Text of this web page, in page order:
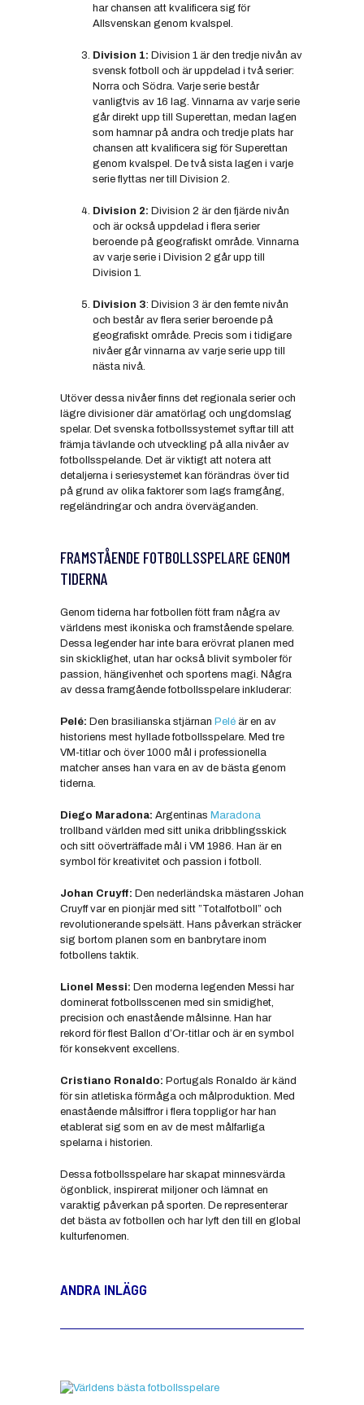
har chansen att kvalificera sig för
Allsvenskan genom kvalspel.
Division 1: Division 1 är den tredje nivån av
svensk fotboll och är uppdelad i två serier:
Norra och Södra. Varje serie består
vanligtvis av 16 lag. Vinnarna av varje serie
går direkt upp till Superettan, medan lagen
som hamnar på andra och tredje plats har
chansen att kvalificera sig för Superettan
genom kvalspel. De två sista lagen i varje
serie flyttas ner till Division 2.
Division 2: Division 2 är den fjärde nivån
och är också uppdelad i flera serier
beroende på geografiskt område. Vinnarna
av varje serie i Division 2 går upp till
Division 1.
Division 3: Division 3 är den femte nivån
och består av flera serier beroende på
geografiskt område. Precis som i tidigare
nivåer går vinnarna av varje serie upp till
nästa nivå.
Utöver dessa nivåer finns det regionala serier och
lägre divisioner där amatörlag och ungdomslag
spelar. Det svenska fotbollssystemet syftar till att
främja tävlande och utveckling på alla nivåer av
fotbollsspelande. Det är viktigt att notera att
detaljerna i seriesystemet kan förändras över tid
på grund av olika faktorer som lags framgång,
regeländringar och andra överväganden.
FRAMSTÅENDE FOTBOLLSSPELARE GENOM
TIDERNA
Genom tiderna har fotbollen fött fram några av
världens mest ikoniska och framstående spelare.
Dessa legender har inte bara erövrat planen med
sin skicklighet, utan har också blivit symboler för
passion, hängivenhet och sportens magi. Några
av dessa framgående fotbollsspelare inkluderar:
Pelé: Den brasilianska stjärnan Peléär en av
historiens mest hyllade fotbollsspelare. Med tre
VM-titlar och över 1000 mål i professionella
matcher anses han vara en av de bästa genom
tiderna.
Diego Maradona: Argentinas Maradona
trollband världen med sitt unika dribblingsskick
och sitt oöverträffade mål i VM 1986. Han är en
symbol för kreativitet och passion i fotboll.
Johan Cruyff: Den nederländska mästaren Johan
Cruyff var en pionjär med sitt ”Totalfotboll” och
revolutionerande spelsätt. Hans påverkan sträcker
sig bortom planen som en banbrytare inom
fotbollens taktik.
Lionel Messi: Den moderna legenden Messi har
dominerat fotbollsscenen med sin smidighet,
precision och enastående målsinne. Han har
rekord för flest Ballon d’Or-titlar och är en symbol
för konsekvent excellens.
Cristiano Ronaldo: Portugals Ronaldo är känd
för sin atletiska förmåga och målproduktion. Med
enastående målsiffror i flera toppligor har han
etablerat sig som en av de mest målfarliga
spelarna i historien.
Dessa fotbollsspelare har skapat minnesvärda
ögonblick, inspirerat miljoner och lämnat en
varaktig påverkan på sporten. De representerar
det bästa av fotbollen och har lyft den till en global
kulturfenomen.
ANDRA INLÄGG